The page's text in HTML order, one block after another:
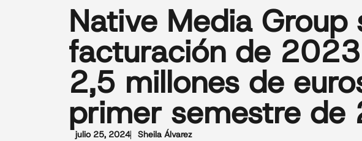
Native Media Group
facturación de
2,5 millones de
primer semestre
julio 25, 2024 Sheila Álvarez